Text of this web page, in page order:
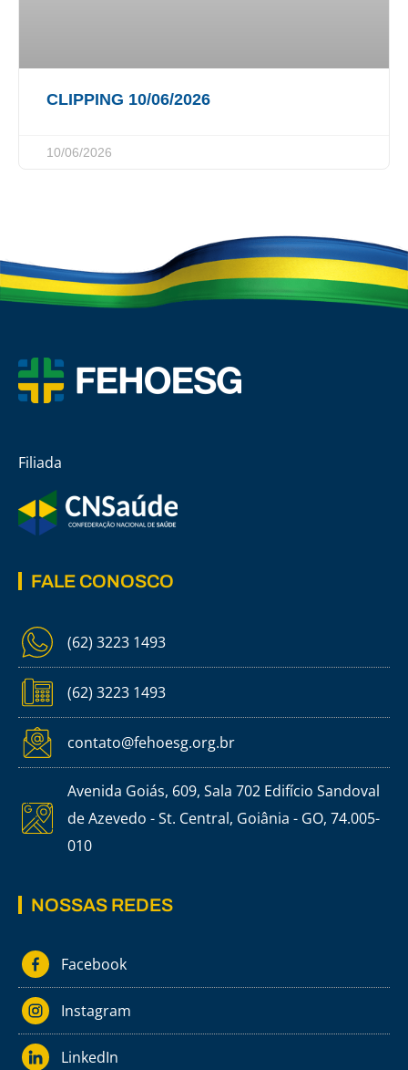
CLIPPING 10/06/2026
10/06/2026
Filiada
FALE CONOSCO
(62) 3223 1493
(62) 3223 1493
contato@fehoesg.org.br
Avenida Goiás, 609, Sala 702 Edifício Sandoval
de Azevedo - St. Central, Goiânia - GO, 74.005-
010
NOSSAS REDES
Facebook
Instagram
LinkedIn